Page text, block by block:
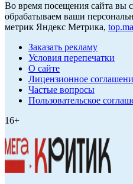
Во время посещения сайта вы
обрабатываем ваши
метрик Яндекс Метрика,
Заказать рекламу
Условия перепечатки
О сайте
Лицензионное
Частые вопросы
Пользовательское
16+